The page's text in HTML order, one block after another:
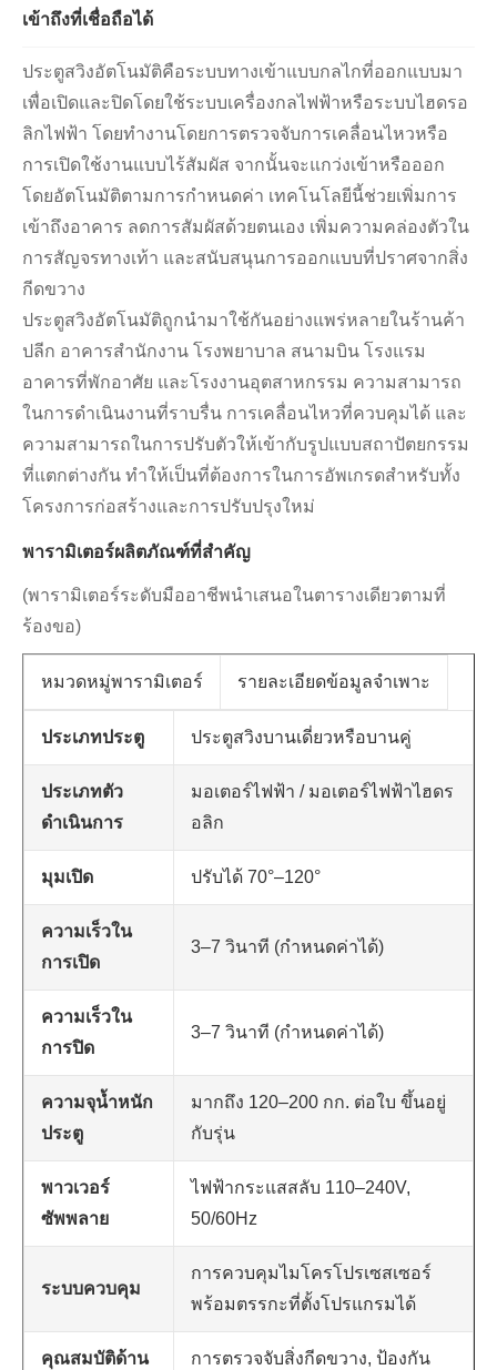
เข้าถึงที่เชื่อถือได้
ประตูสวิงอัตโนมัติคือระบบทางเข้าแบบกลไกที่ออกแบบมา
เพื่อเปิดและปิดโดยใช้ระบบเครื่องกลไฟฟ้าหรือระบบไฮดรอ
ลิกไฟฟ้า โดยทำงานโดยการตรวจจับการเคลื่อนไหวหรือ
การเปิดใช้งานแบบไร้สัมผัส จากนั้นจะแกว่งเข้าหรือออก
โดยอัตโนมัติตามการกำหนดค่า เทคโนโลยีนี้ช่วยเพิ่มการ
เข้าถึงอาคาร ลดการสัมผัสด้วยตนเอง เพิ่มความคล่องตัวใน
การสัญจรทางเท้า และสนับสนุนการออกแบบที่ปราศจากสิ่ง
กีดขวาง
ประตูสวิงอัตโนมัติถูกนำมาใช้กันอย่างแพร่หลายในร้านค้า
ปลีก อาคารสำนักงาน โรงพยาบาล สนามบิน โรงแรม
อาคารที่พักอาศัย และโรงงานอุตสาหกรรม ความสามารถ
ในการดำเนินงานที่ราบรื่น การเคลื่อนไหวที่ควบคุมได้ และ
ความสามารถในการปรับตัวให้เข้ากับรูปแบบสถาปัตยกรรม
ที่แตกต่างกัน ทำให้เป็นที่ต้องการในการอัพเกรดสำหรับทั้ง
โครงการก่อสร้างและการปรับปรุงใหม่
พารามิเตอร์ผลิตภัณฑ์ที่สำคัญ
(พารามิเตอร์ระดับมืออาชีพนำเสนอในตารางเดียวตามที่
ร้องขอ)
หมวดหมู่พารามิเตอร์ รายละเอียดข้อมูลจำเพาะ
ประเภทประตู ประตูสวิงบานเดี่ยวหรือบานคู่
ประเภทตัว
ดำเนินการ
มอเตอร์ไฟฟ้า / มอเตอร์ไฟฟ้าไฮดร
อลิก
มุมเปิด ปรับได้ 70°–120°
ความเร็วใน
การเปิด
3–7 วินาที (กำหนดค่าได้)
ความเร็วใน
การปิด
3–7 วินาที (กำหนดค่าได้)
ความจุน้ำหนัก
ประตู
มากถึง 120–200 กก. ต่อใบ ขึ้นอยู่
กับรุ่น
พาวเวอร์
ซัพพลาย
ไฟฟ้ากระแสสลับ 110–240V,
50/60Hz
ระบบควบคุม
การควบคุมไมโครโปรเซสเซอร์
พร้อมตรรกะที่ตั้งโปรแกรมได้
คุณสมบัติด้าน
การตรวจจับสิ่งกีดขวาง, ป้องกัน